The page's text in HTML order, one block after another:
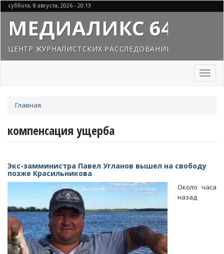
Перейти
к
основному
содержанию
суббота, 8 августа, 2026 - 20:13
МЕДИАЛИКС 64
ЦЕНТР ЖУРНАЛИСТСКИХ РАССЛЕДОВАНИЙ
Toggle
здесь
Главная
компенсация ущерба
Экс-замминистра Павел Угланов вышел на свободу
позже Красильникова
Около часа
назад